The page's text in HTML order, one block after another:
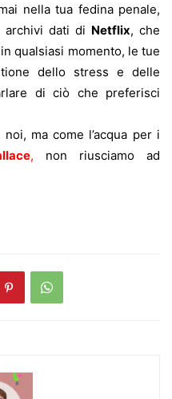
nella tua fedina penale,
archivi dati di Netflix, che
qualsiasi momento, le tue
dello stress e delle
di ciò che preferisci
ma come l’acqua per i
, non riusciamo ad